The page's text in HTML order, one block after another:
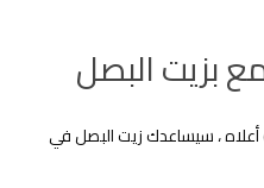
بزيت البصل
، سيساعدك زيت البصل في